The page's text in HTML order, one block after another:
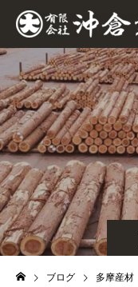
ブログ 多摩産材